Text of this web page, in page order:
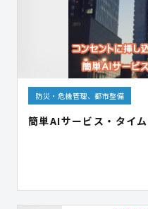
防災・危機管理、都市整備
簡単AIサービス・タイ